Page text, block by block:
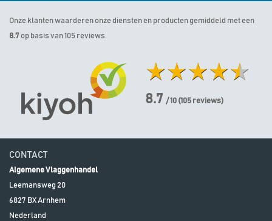
Onze klanten waarderen onze diensten en producten gemiddeld met een
8.7 op basis van 105 reviews.
8.7 / 10 (105 reviews)
CONTACT
Algemene Vlaggenhandel
Leemansweg 20
6827 BXArnhem
Nederland